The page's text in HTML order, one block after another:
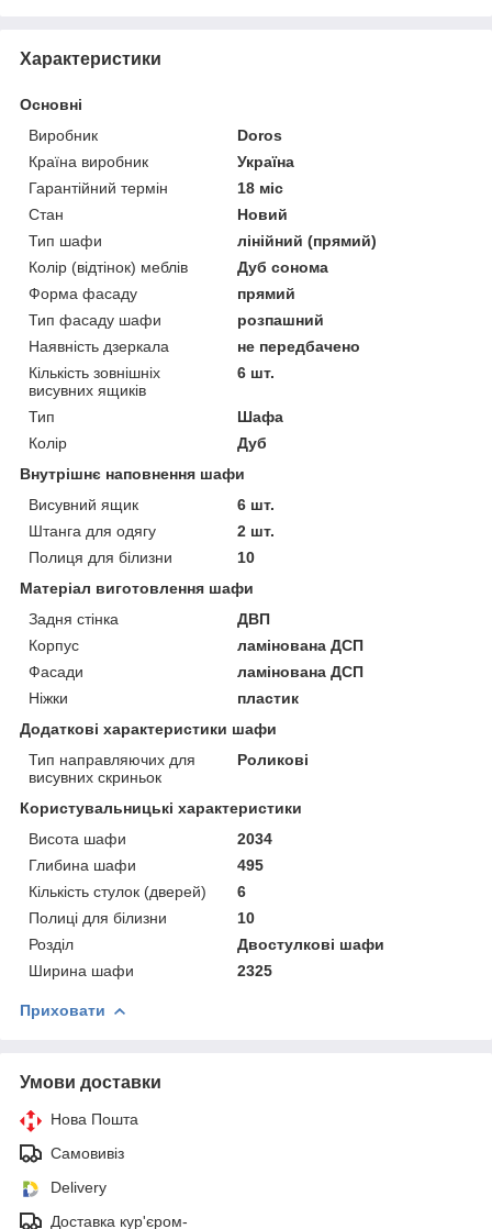
Характеристики
Основні
Виробник
Doros
Країна виробник
Україна
Гарантійний термін
18 міс
Стан
Новий
Тип шафи
лінійний (прямий)
Колір (відтінок) меблів
Дуб сонома
Форма фасаду
прямий
Тип фасаду шафи
розпашний
Наявність дзеркала
не передбачено
Кількість зовнішніх
висувних ящиків
6 шт.
Тип
Шафа
Колір
Дуб
Внутрішнє наповнення шафи
Висувний ящик
6 шт.
Штанга для одягу
2 шт.
Полиця для білизни
10
Матеріал виготовлення шафи
Задня стінка
ДВП
Корпус
ламінована ДСП
Фасади
ламінована ДСП
Ніжки
пластик
Додаткові характеристики шафи
Тип направляючих для
висувних скриньок
Роликові
Користувальницькі характеристики
Висота шафи
2034
Глибина шафи
495
Кількість стулок (дверей)
6
Полиці для білизни
10
Розділ
Двостулкові шафи
Ширина шафи
2325
Приховати
Умови доставки
Нова Пошта
Самовивіз
Delivery
Доставка кур'єром-